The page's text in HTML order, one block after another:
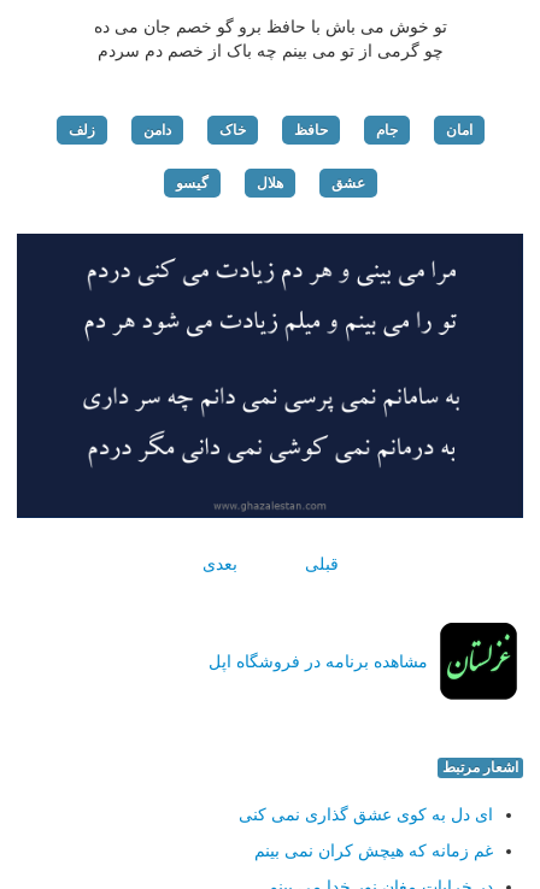
تو خوش می باش با حافظ برو گو خصم جان می ده
چو گرمی از تو می بینم چه باک از خصم دم سردم
امان جام حافظ خاک دامن زلف
عشق هلال گیسو
قبلی بعدی
مشاهده برنامه در فروشگاه اپل
اشعار مرتبط
ای دل به کوی عشق گذاری نمی کنی
غم زمانه که هیچش کران نمی بینم